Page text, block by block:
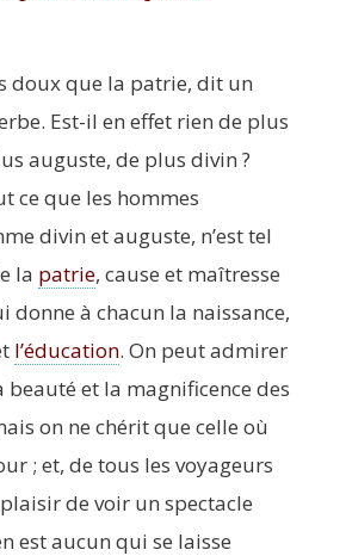
doux que la patrie, dit un
Est-il en effet rien de plus
auguste, de plus divin ?
ce que les hommes
divin et auguste, n’est tel
la patrie, cause et maî­tresse
donne à cha­cun la nais­sance,
l’éducation. On peut admi­rer
et la magni­fi­cence des
on ne ché­rit que celle où
; et, de tous les voya­geurs
de voir un spec­tacle
est aucun qui se laisse